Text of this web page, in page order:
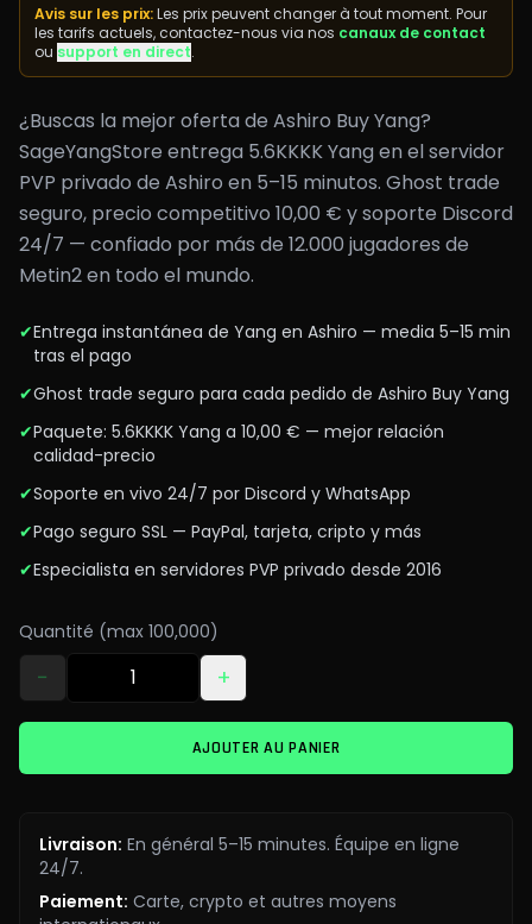
Avis sur les prix:Les prix peuvent changer à tout moment. Pour
les tarifs actuels, contactez-nous via nos canaux de contact
ou support en direct.
¿Buscas la mejor oferta de Ashiro Buy Yang?
SageYangStore entrega 5.6KKKK Yang en el servidor
PVP privado de Ashiro en 5–15 minutos. Ghost trade
seguro, precio competitivo 10,00 € y soporte Discord
24/7 — confiado por más de 12.000 jugadores de
Metin2 en todo el mundo.
✔Entrega instantánea de Yang en Ashiro — media 5–15 min
tras el pago
✔Ghost trade seguro para cada pedido de Ashiro Buy Yang
✔Paquete: 5.6KKKK Yang a 10,00 € — mejor relación
calidad-precio
✔Soporte en vivo 24/7 por Discord y WhatsApp
✔Pago seguro SSL — PayPal, tarjeta, cripto y más
✔Especialista en servidores PVP privado desde 2016
Quantité (max 100,000)
− +
AJOUTER AU PANIER
Livraison: En général 5–15 minutes. Équipe en ligne
24/7.
Paiement: Carte, crypto et autres moyens